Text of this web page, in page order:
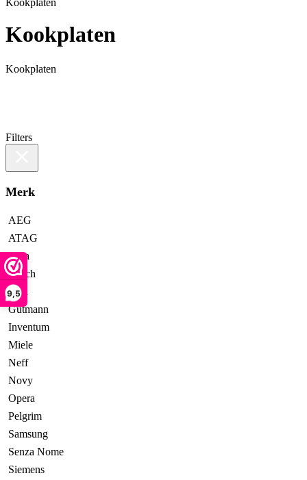
9,5
Kookplaten
Kookplaten
Kookplaten
Filters
Merk
AEG
ATAG
Bora
Bosch
Etna
Gutmann
Inventum
Miele
Neff
Novy
Opera
Pelgrim
Samsung
Senza Nome
Siemens